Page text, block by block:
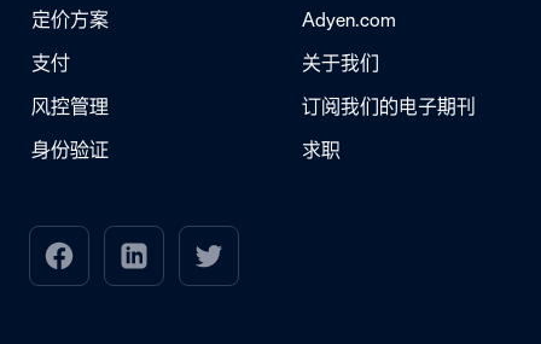
定价方案
支付
风控管理
身份验证
Adyen.com
关于我们
订阅我们的电子期刊
求职